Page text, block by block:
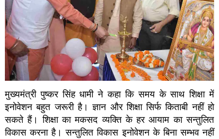
मुख्यमंत्री पुष्कर सिंह धामी ने कहा कि समय के साथ शिक्षा में
इनोवेशन बहुत जरूरी है। ज्ञान और शिक्षा सिर्फ किताबी नहीं हो
सकते हैं। शिक्षा का मकसद व्यक्ति के हर आयाम का सन्तुलित
विकास करना है। सन्तुलित विकास इनोवेशन के बिना सम्भव नहीं